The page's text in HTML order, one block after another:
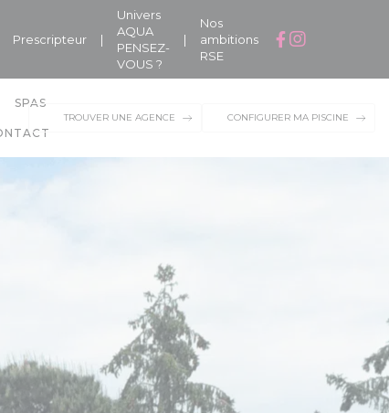
Prescripteur |
Univers
AQUA
PENSEZ-
VOUS ?
|
Nos
ambitions
RSE
SPAS
TROUVER UNE AGENCE CONFIGURER MA PISCINE